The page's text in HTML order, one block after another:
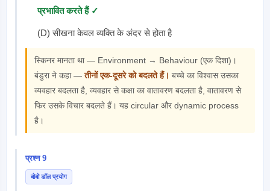
प्रभावित करते हैं ✓
(D) सीखना केवल व्यक्ति के अंदर से होता है
स्किनर मानता था — Environment → Behaviour (एक दिशा)।
बंडुरा ने कहा —तीनों एक-दूसरे को बदलते हैं। बच्चे का विश्वास उसका
व्यवहार बदलता है, व्यवहार से कक्षा का वातावरण बदलता है, वातावरण से
फिर उसके विचार बदलते हैं। यह circular और dynamic process
है।
प्रश्न 9
बोबो डॉल प्रयोग